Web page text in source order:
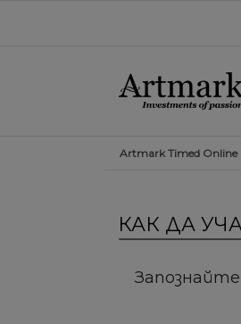
Artmark Timed Online
КАК ДА